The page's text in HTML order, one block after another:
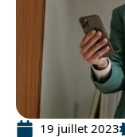
19 juillet 2023